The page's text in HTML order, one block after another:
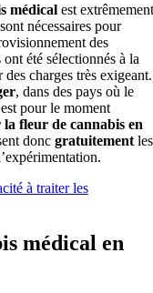
médicalest extrêmement
sont nécessaires pour
des
été sélectionnés à la
charges très exigeant.
, dans des pays où le
pour le moment
fleur de cannabis en
donc gratuitementles
à traiter les
médical en